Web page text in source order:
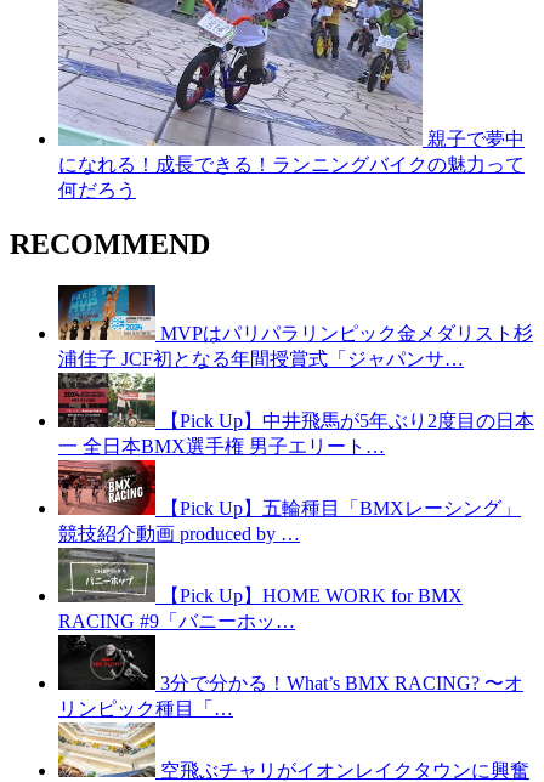
親子で夢中
になれる！成長できる！ランニングバイクの魅力って
何だろう
RECOMMEND
MVPはパリパラリンピック金メダリスト杉
浦佳子 JCF初となる年間授賞式「ジャパンサ…
【Pick Up】中井飛馬が5年ぶり2度目の日本
一 全日本BMX選手権 男子エリート…
【Pick Up】五輪種目「BMXレーシング」
競技紹介動画 produced by …
【Pick Up】HOME WORK for BMX
RACING #9「バニーホッ…
3分で分かる！What’s BMX RACING? 〜オ
リンピック種目「…
空飛ぶチャリがイオンレイクタウンに興奮